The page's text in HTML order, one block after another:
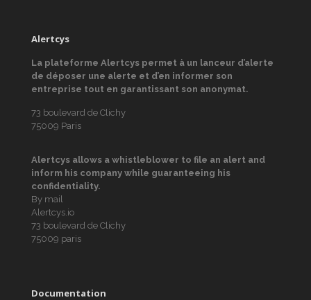
Alertcys
La plateforme Alertcys permet à un lanceur d’alerte
de déposer une alerte et d’en informer son
entreprise tout en garantissant son anonymat.
73 boulevard de Clichy
75009 Paris
Alertcys allows a whistleblower to file an alert and
inform his company while guaranteeing his
confidentiality.
By mail
Alertcys.io
73 boulevard de Clichy
75009 paris
Documentation